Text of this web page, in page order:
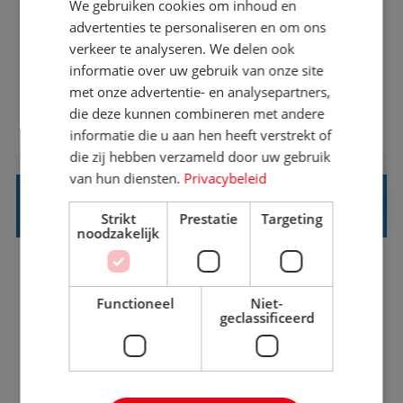
Met jouw ervaring in de reisbranche of
achtergrond in toerisme ben je klaar voor de
volgende stap. Vanaf je stoel reis je de hele
wereld over en speel je moeiteloos in op de
wensen van je team, je klant en wat er in de
reiswereld gebeurt. Met je enthousiasme weet je
klanten te overtuigen om die droomreis te
boeken! ...
BEKIJK VACATURE
REISADVISEUR ALLROUND
Aalsmeer, Noord-Holland, Nederland
33-36 uur
MBO
Een vakantie plannen is het leukste dat er is. Of
het nu voor jezelf is, of voor een ander: jij vindt
We gebruiken cookies om inhoud en
advertenties te personaliseren en om ons
verkeer te analyseren. We delen ook
informatie over uw gebruik van onze site
met onze advertentie- en analysepartners,
die deze kunnen combineren met andere
informatie die u aan hen heeft verstrekt of
die zij hebben verzameld door uw gebruik
van hun diensten. Privacybeleid
Strikt
noodzakelijk
Prestatie Targeting
Functioneel
Niet-
geclassificeerd